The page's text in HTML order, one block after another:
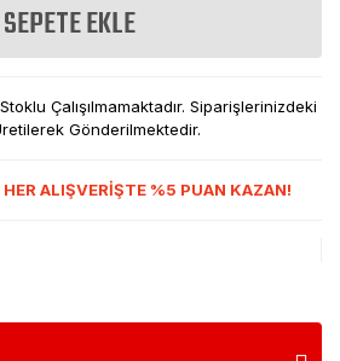
SEPETE EKLE
Çalışılmamaktadır. Siparişlerinizdeki
Gönderilmektedir.
ALIŞVERİŞTE %5 PUAN KAZAN!